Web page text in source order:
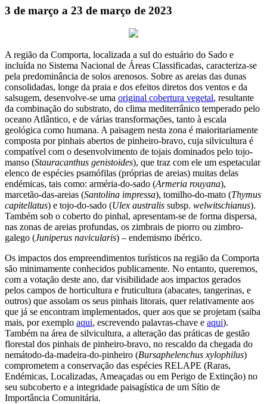
3 de março a 23 de março de 2023
A região da Comporta, localizada a sul do estuário do Sado e
incluída no Sistema Nacional de Áreas Classificadas, caracteriza-se
pela predominância de solos arenosos. Sobre as areias das dunas
consolidadas, longe da praia e dos efeitos diretos dos ventos e da
salsugem, desenvolve-se uma original cobertura vegetal, resultante
da combinação do substrato, do clima mediterrânico temperado pelo
oceano Atlântico, e de várias transformações, tanto à escala
geológica como humana. A paisagem nesta zona é maioritariamente
composta por pinhais abertos de pinheiro-bravo, cuja silvicultura é
compatível com o desenvolvimento de tojais dominados pelo tojo-
manso (Stauracanthus genistoides), que traz com ele um espetacular
elenco de espécies psamófilas (próprias de areias) muitas delas
endémicas, tais como: arméria-do-sado (Armeria rouyana),
marcetão-das-areias (Santolina impressa), tomilho-do-mato (Thymus
capitellatus) e tojo-do-sado (Ulex australis subsp. welwitschianus).
Também sob o coberto do pinhal, apresentam-se de forma dispersa,
nas zonas de areias profundas, os zimbrais de piorro ou zimbro-
galego (Juniperus navicularis) – endemismo ibérico.
Os impactos dos empreendimentos turísticos na região da Comporta
são minimamente conhecidos publicamente. No entanto, queremos,
com a votação deste ano, dar visibilidade aos impactos gerados
pelos campos de horticultura e fruticultura (abacates, tangerinas, e
outros) que assolam os seus pinhais litorais, quer relativamente aos
que já se encontram implementados, quer aos que se projetam (saiba
mais, por exemplo aqui, escrevendo palavras-chave e aqui).
Também na área de silvicultura, a alteração das práticas de gestão
florestal dos pinhais de pinheiro-bravo, no rescaldo da chegada do
nemátodo-da-madeira-do-pinheiro (Bursaphelenchus xylophilus)
comprometem a conservação das espécies RELAPE (Raras,
Endémicas, Localizadas, Ameaçadas ou em Perigo de Extinção) no
seu subcoberto e a integridade paisagística de um Sítio de
Importância Comunitária.